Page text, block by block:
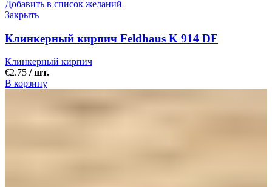
Добавить в список желаний
Закрыть
Клинкерный кирпич Feldhaus K 914 DF
Клинкерный кирпич
€2.75 / шт.
В корзину